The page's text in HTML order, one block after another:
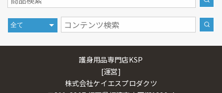
護身用品専門店KSP
[運営]
株式会社ケイエスプロダクツ